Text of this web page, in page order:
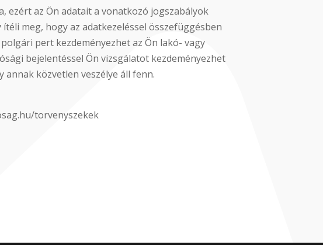
ezért az Ön adatait a vonatkozó jogszabályok
meg, hogy az adatkezeléssel összefüggésben
pert kezdeményezhet az Ön lakó- vagy
bejelentéssel Ön vizsgálatot kezdeményezhet
annak közvetlen veszélye áll fenn.
torvenyszekek